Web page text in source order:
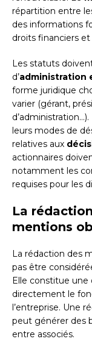
répartition entre
des informations
droits financiers et
Les statuts
d’administration
forme juridique
varier (gérant,
leurs modes de
relatives aux
actionnaires
notamment les
requises pour les
La
mentions
La rédaction des
pas être
Elle constitue
directement le
l’entreprise. Une
peut générer des
entre associés.